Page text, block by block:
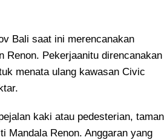
Bali saat ini merencanakan
Renon. Pekerjaanitu direncanakan
menata ulang kawasan Civic
kaki atau pedesterian, taman
Mandala Renon. Anggaran yang